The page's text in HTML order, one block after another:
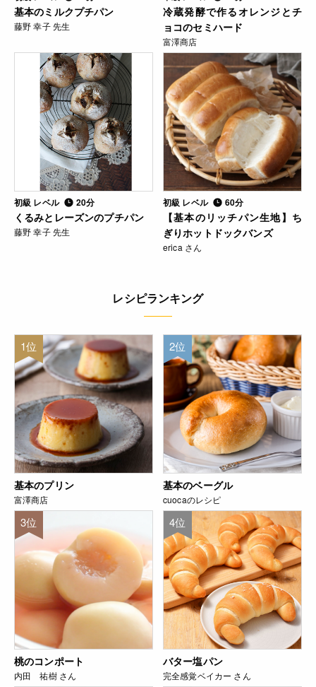
基本のミルクプチパン
藤野 幸子 先生
冷蔵発酵で作るオレンジとチ
ョコのセミハード
富澤商店
初級 レベル 20分
くるみとレーズンのプチパン
藤野 幸子 先生
初級 レベル 60分
【基本のリッチパン生地】ち
ぎりホットドックバンズ
erica さん
レシピランキング
1位
基本のプリン
富澤商店
2位
基本のベーグル
cuocaのレシピ
3位
桃のコンポート
内田 祐樹 さん
4位
バター塩パン
完全感覚ベイカー さん